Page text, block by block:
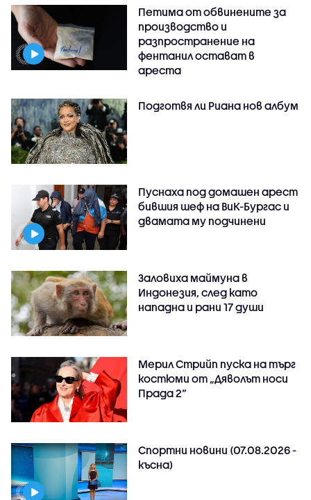
Петима от обвинените за
производство и
разпространение на
фентанил остават в
ареста
Подготвя ли Риана нов албум
Пуснаха под домашен арест
бившия шеф на ВиК-Бургас и
двамата му подчинени
Заловиха маймуна в
Индонезия, след като
нападна и рани 17 души
Мерил Стрийп пуска на търг
костюми от „Дяволът носи
Прада 2“
Спортни новини (07.08.2026 -
късна)